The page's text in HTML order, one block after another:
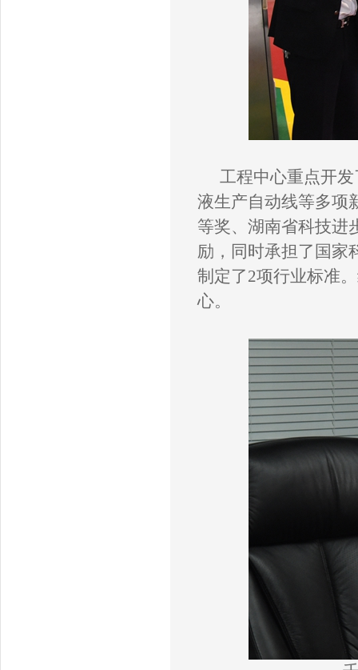
工程中心重点开发
液生产自动线等多项
等奖、湖南省科技进
励 ， 同时承担了国家
制定了2项行业标准
心。